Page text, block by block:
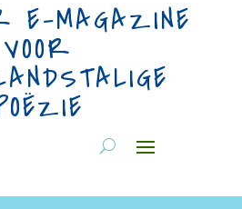
E-MAGAZINE
VOOR